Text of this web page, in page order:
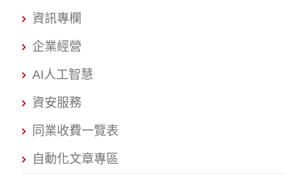
資訊專欄
企業經營
AI人工智慧
資安服務
同業收費一覽表
自動化文章專區